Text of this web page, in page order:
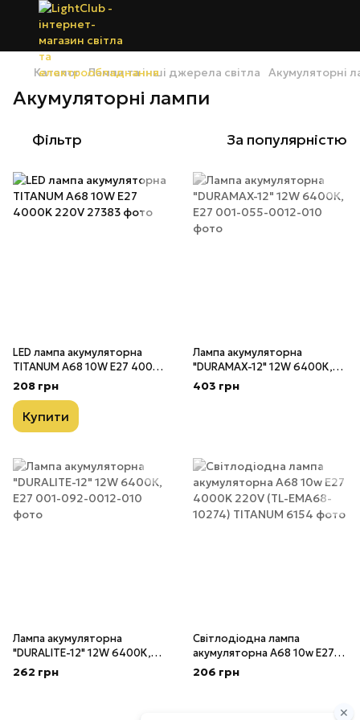
Каталог Лампи та інші джерела світла Акумуляторні
Акумуляторні лампи
Фільтр За популярністю
LED лампа акумуляторна
TITANUM A68 10W E27 4000K
220V
208 грн
Купити
Лампа акумуляторна
"DURAMAX-12" 12W 6400К,
E27
403 грн
Лампа акумуляторна
"DURALITE-12" 12W 6400К,
E27
262 грн
Світлодіодна лампа
акумуляторна А68 10w E27
4000K 220V (TL-EMA68-
10274) TITANUM
206 грн